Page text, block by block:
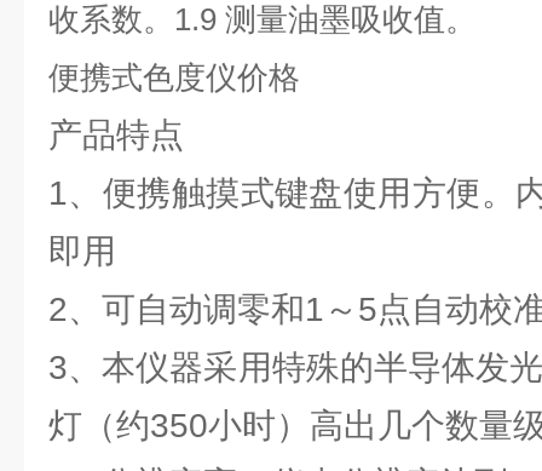
收系数。1.9 测量油墨吸收值。
便携式色度仪价格
产品特点
1、便携触摸式键盘使用方便。
即用
2、可自动调零和1～5点自动校
3、本仪器采用特殊的半导体发
灯（约350小时）高出几个数量